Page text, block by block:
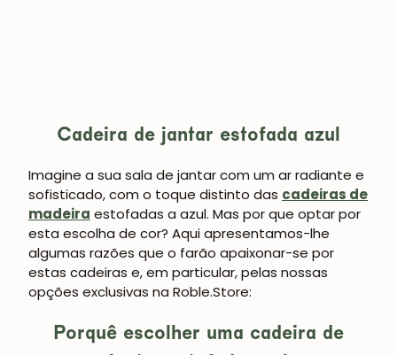
Cadeira de jantar estofada azul
Imagine a sua sala de jantar com um ar radiante e
sofisticado, com o toque distinto das cadeiras de
madeira estofadas a azul. Mas por que optar por
esta escolha de cor? Aqui apresentamos-lhe
algumas razões que o farão apaixonar-se por
estas cadeiras e, em particular, pelas nossas
opções exclusivas na Roble.Store:
Porquê escolher uma cadeira de